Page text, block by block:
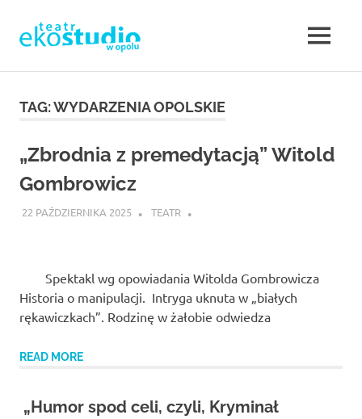
EKOSTUDIO
w
Opolu
w
Opolu.
Opole.
Ekostudio
Opolu.
Teatr
otwarty
na
nowe
jednocześnie
sięgający
do
Studio
widzów
na
MENU
TAG:WYDARZENIA OPOLSKIE
„Zbrodnia z premedytacją” Witold
Gombrowicz
22 PAŹDZIERNIKA 2025 TEATR
Spektakl wg opowiadania Witolda Gombrowicza
Historia o manipulacji. Intryga uknuta w „białych
rękawiczkach”. Rodzinę w żałobie odwiedza
READ MORE
„Humor spod celi, czyli, Kryminał